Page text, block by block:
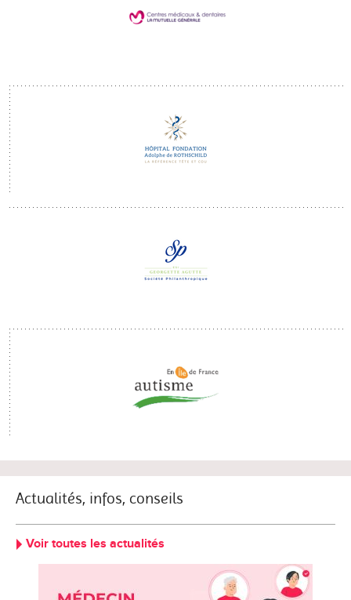
Actualités, infos, conseils
Voir toutes les actualités